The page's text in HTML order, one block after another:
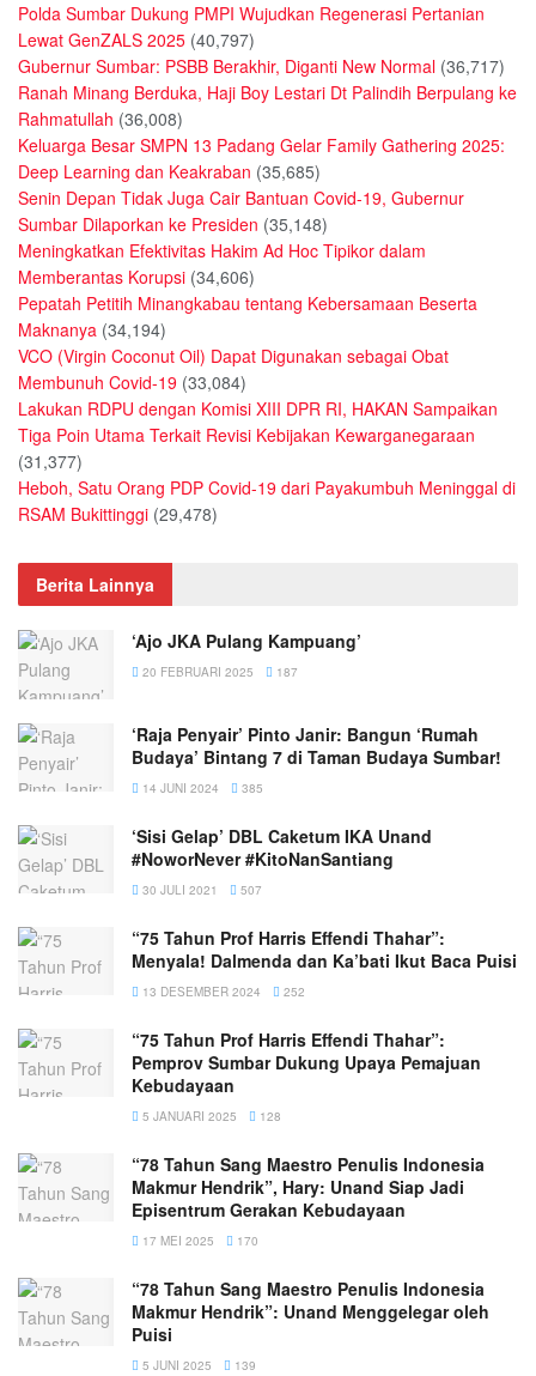
Polda Sumbar Dukung PMPI Wujudkan Regenerasi Pertanian
Lewat GenZALS 2025 (40,797)
Gubernur Sumbar: PSBB Berakhir, Diganti New Normal (36,717)
Ranah Minang Berduka, Haji Boy Lestari Dt Palindih Berpulang ke
Rahmatullah (36,008)
Keluarga Besar SMPN 13 Padang Gelar Family Gathering 2025:
Deep Learning dan Keakraban (35,685)
Senin Depan Tidak Juga Cair Bantuan Covid-19, Gubernur
Sumbar Dilaporkan ke Presiden (35,148)
Meningkatkan Efektivitas Hakim Ad Hoc Tipikor dalam
Memberantas Korupsi (34,606)
Pepatah Petitih Minangkabau tentang Kebersamaan Beserta
Maknanya (34,194)
VCO (Virgin Coconut Oil) Dapat Digunakan sebagai Obat
Membunuh Covid-19 (33,084)
Lakukan RDPU dengan Komisi XIII DPR RI, HAKAN Sampaikan
Tiga Poin Utama Terkait Revisi Kebijakan Kewarganegaraan
(31,377)
Heboh, Satu Orang PDP Covid-19 dari Payakumbuh Meninggal di
RSAM Bukittinggi (29,478)
Berita Lainnya
‘Ajo JKA Pulang Kampuang’
20 FEBRUARI 2025 187
‘Raja Penyair’ Pinto Janir: Bangun ‘Rumah
Budaya’ Bintang 7 di Taman Budaya Sumbar!
14 JUNI 2024 385
‘Sisi Gelap’ DBL Caketum IKA Unand
#NoworNever #KitoNanSantiang
30 JULI 2021 507
“75 Tahun Prof Harris Effendi Thahar”:
Menyala! Dalmenda dan Ka’bati Ikut Baca Puisi
13 DESEMBER 2024 252
“75 Tahun Prof Harris Effendi Thahar”:
Pemprov Sumbar Dukung Upaya Pemajuan
Kebudayaan
5 JANUARI 2025 128
“78 Tahun Sang Maestro Penulis Indonesia
Makmur Hendrik”, Hary: Unand Siap Jadi
Episentrum Gerakan Kebudayaan
17 MEI 2025 170
“78 Tahun Sang Maestro Penulis Indonesia
Makmur Hendrik”: Unand Menggelegar oleh
Puisi
5 JUNI 2025 139